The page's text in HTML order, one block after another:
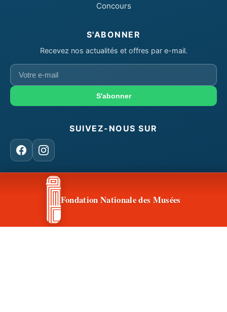
Concours
S'ABONNER
Recevez nos actualités et offres par e-mail.
Votre
e-
S'abonner
SUIVEZ-NOUS SUR
FacebookInstagram
CONTACT & ACCÈSFondation Nationale des Musées